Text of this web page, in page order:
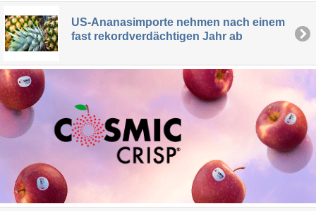
US-Ananasimporte nehmen nach einem
fast rekordverdächtigen Jahr ab